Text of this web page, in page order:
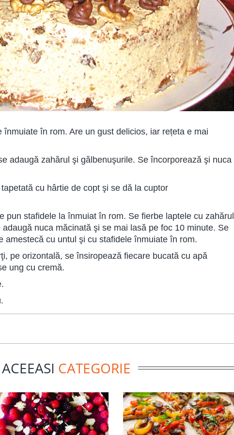
în rom. Are un gust delicios, iar rețeta e mai
adaugă zahărul şi gălbenuşurile. Se încorporează şi nuca
cu hârtie de copt şi se dă la cuptor
pun stafidele la înmuiat în rom. Se fierbe laptele cu zahărul
nuca măcinată şi se mai lasă pe foc 10 minute. Se
amestecă cu untul şi cu stafidele înmuiate în rom.
pe orizontală, se însiropează fiecare bucată cu apă
ung cu cremă.
CATEGORIE